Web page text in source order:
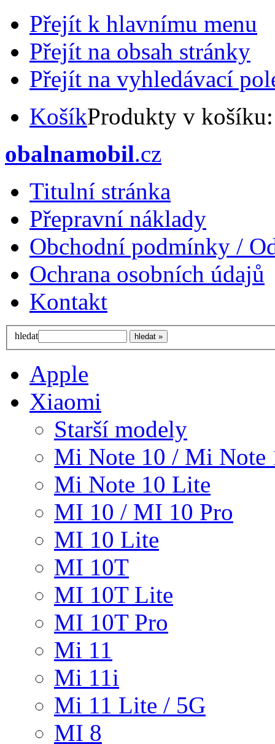
Přejít k hlavnímu menu
Přejít na obsah stránky
Přejít na vyhledávací
KošíkProdukty v
obalnamobil.cz
Titulní stránka
Přepravní náklady
Obchodní podmínky /
Ochrana osobních údajů
Kontakt
hledat
Apple
Xiaomi
Starší modely
Mi Note 10 / Mi Note
Mi Note 10 Lite
MI 10 / MI 10 Pro
MI 10 Lite
MI 10T
MI 10T Lite
MI 10T Pro
Mi 11
Mi 11i
Mi 11 Lite / 5G
MI 8